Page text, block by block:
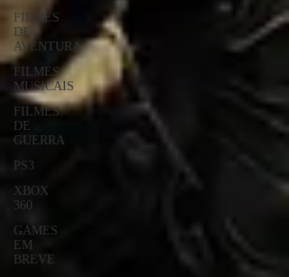
FILMES
DE
AVENTURA
FILMES
MUSICAIS
FILMES
DE
GUERRA
PS3
XBOX
360
GAMES
EM
BREVE